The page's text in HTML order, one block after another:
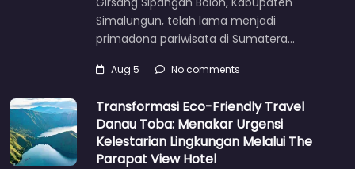
Simalungun, telah lama menjadi
primadona pariwisata di Sumatera…
Aug 5 No comments
Transformasi Eco-Friendly Travel
Danau Toba: Menakar Urgensi
Kelestarian Lingkungan Melalui The
Parapat View Hotel